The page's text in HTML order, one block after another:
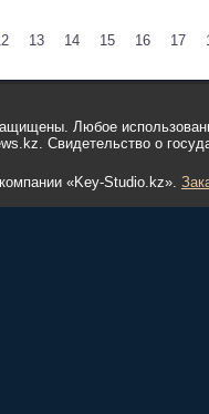
13 14 15 16 17
Любое
Свидетельство о
«Key-Studio.kz».